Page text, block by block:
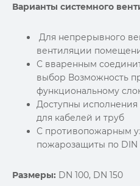
Варианты системного
Для непрерывного
вентиляции
С вваренным
выбор Возможность
функциональному
Доступны исполнения
для кабелей и труб
С противопожарным
пожарозащиты по DIN
Размеры: DN 100, DN 150